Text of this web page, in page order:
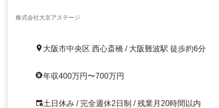
株式会社大京アステージ
大阪市中央区 西心斎橋 / 大阪難波駅 徒歩約6分
年収400万円〜700万円
土日休み / 完全週休2日制 / 残業月20時間以内